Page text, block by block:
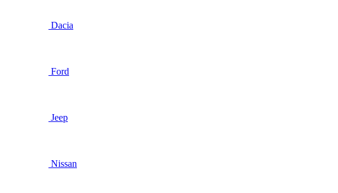
Dacia
Ford
Jeep
Nissan